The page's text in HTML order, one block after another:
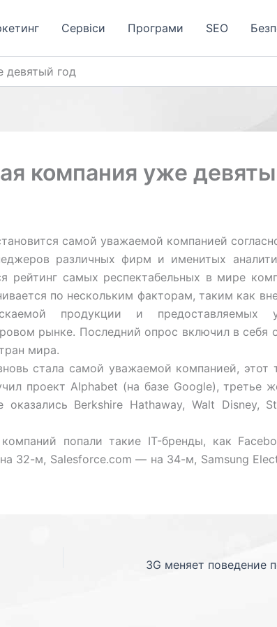
Сервіси Програми SЕО
девятый год
компания уже
самой уважаемой компанией
различных фирм и именитых
рейтинг самых респектабельных в мире
по нескольким факторам, таким как
продукции и предоставляемых
рынке. Последний опрос включил в себя
мира.
стала самой уважаемой компанией, этот
проект Alphabet (на базе Google), третье
Berkshire Hathaway, Walt Disney,
попали такие IT-бренды, как
32-м, Salesforce.com — на 34-м, Samsung